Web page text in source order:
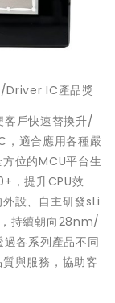
Driver IC產品獎
戶快速替換升/
，適合應用各種嚴
位的MCU平台生
，提升CPU效
設、自主研發sLi
持續朝向28nm/
各系列產品不同
與服務，協助客